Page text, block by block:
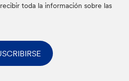
toda la información sobre las